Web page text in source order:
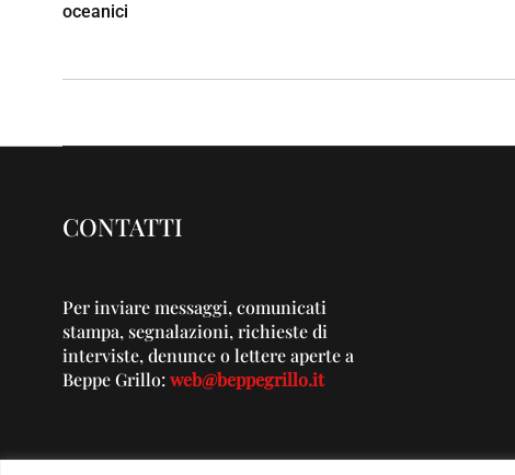
oceanici
CONTATTI
Per inviare messaggi, comunicati
stampa, segnalazioni, richieste di
interviste, denunce o lettere aperte a
Beppe Grillo:web@beppegrillo.it